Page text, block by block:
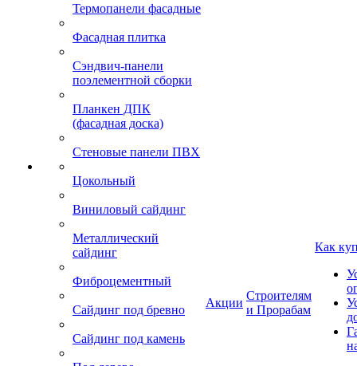
Термопанели фасадные
Фасадная плитка
Сэндвич-панели
поэлементной сборки
Планкен ДПК
(фасадная доска)
Стеновые панели ПВХ
Цокольный
Виниловый сайдинг
Металлический
сайдинг
Фиброцементный
Сайдинг под бревно
Сайдинг под камень
Акции
Строителям
и Прорабам
Как